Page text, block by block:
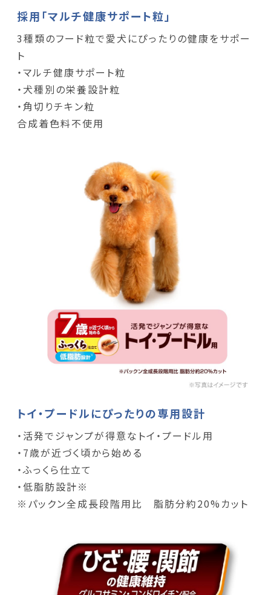
採用「マルチ健康サポート粒」
3種類のフード粒で愛犬にぴったりの健康をサポー
ト
・マルチ健康サポート粒
・犬種別の栄養設計粒
・角切りチキン粒
合成着色料不使用
トイ・プードルにぴったりの専用設計
・活発でジャンプが得意なトイ・プードル用
・7歳が近づく頃から始める
・ふっくら仕立て
・低脂肪設計※
※パックン全成長段階用比 脂肪分約20%カット